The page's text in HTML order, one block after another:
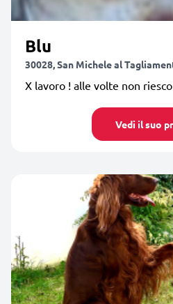
Blu
30028, San Michele al
X lavoro ! alle volte non
Vedi il suo